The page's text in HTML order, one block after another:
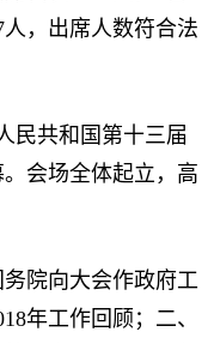
，出席人数符合法
共和国第十三届
会场全体起立，高
院向大会作政府工
年工作回顾；二、